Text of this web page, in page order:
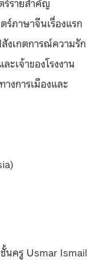
ภาษาจีนเรื่องแรก
งเกตการณ์ความรัก
ะเจ้าของโรงงาน
งการเมืองและ
นครู Usmar Ismail